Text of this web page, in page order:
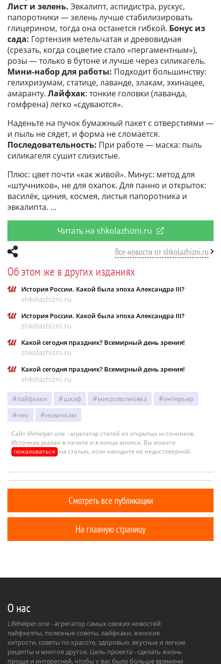
Лист и зелень. Эвкалипт, аспидистра, рускус,
папоротники — зелень лучше стабилизировать
глицерином, тогда она останется гибкой. Бонус из
сада: Гортензия метельчатая и древовидная
(срезать, когда соцветие стало «пергаментным»),
розы — только в бутоне и лучше через силикагель.
Мини-набор для работы: Подходит большинству:
гелихризумам, статице, лаванде, злакам, эхинацее,
амаранту. Лайфхак: тонкие головки (лаванда,
гомфрена) легко «сдуваются».
Наденьте на пучок бумажный пакет с отверстиями —
и пыль не сядет, и форма не сломается.
Последовательность: При работе — маска: пыль
силикагеля сушит слизистые.
Плюс: цвет почти «как живой». Минус: метод для
«штучников», не для охапок. Для панно и открыток:
василёк, циния, космея, листья папоротника и
эвкалипта.
Читать на shkolazhizni.ru
Все новости от shkolazhizni.ru
Об этом же в других изданиях
История России. Какой была эпоха Александра III?
shkolazhizni.ru
История России. Какой была эпоха Александра III?
shkolazhizni.ru
Какой сегодня праздник? Всемирный день зрения!
shkolazhizni.ru
Какой сегодня праздник? Всемирный день зрения!
shkolazhizni.ru
лайфхаки шкаф микроволновка
интерьер
нео
новичкам
Сайт lifehelper.one - агрегатор статей из открытых источников.
Источник указан в начале и в конце анонса. Вы можете
пожаловаться на статью, если находите её недостоверной.
Смотреть все публикации
На главную страницу
О нас
Lifehelper.one - агрегатор самых свежих новостей:
лайфхелпы, полезные советы, лайфхаки, женские
хитрости, советы по красоте, здоровью. вкусные и легкие
рецепты и многое другое. Цель проекта - сделать жизнь
проще и интересней, чтобы у вас было больше времени